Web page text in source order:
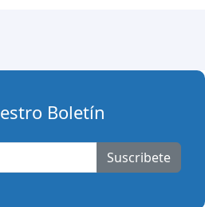
Boletín
Suscribete